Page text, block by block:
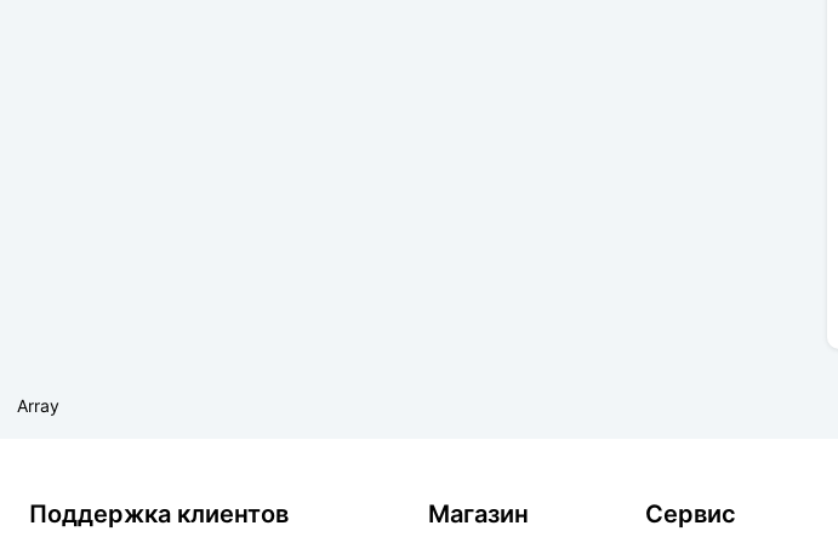
Array
Поддержка клиентов Магазин Сервис